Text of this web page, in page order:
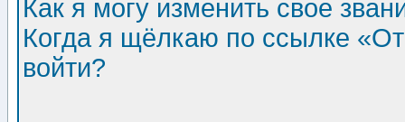
Как я могу изменить свое
Когда я щёлкаю по ссылке
войти?